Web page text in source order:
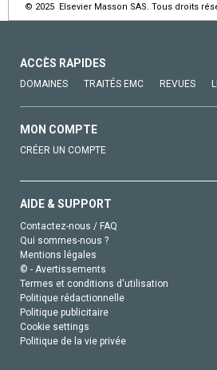
© 2025 Elsevier Masson SAS. Tous droits
ACCÈS RAPIDES
DOMAINES TRAITÉS EMC REVUES
MON COMPTE
CRÉER UN COMPTE
AIDE & SUPPORT
Contactez-nous / FAQ
Qui sommes-nous ?
Mentions légales
© - Avertissements
Termes et conditions d'utilisation
Politique rédactionnelle
Politique publicitaire
Cookie settings
Politique de la vie privée